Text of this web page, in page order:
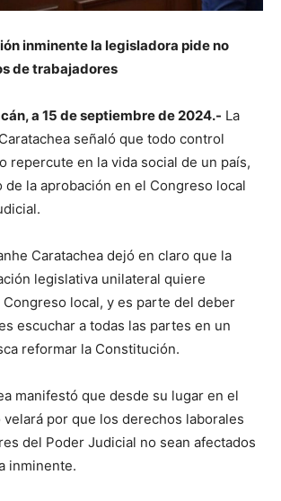
inminente la legisladora pide no
de trabajadores
a 15 de septiembre de 2024.- La
señaló que todo control
repercute en la vida social de un país,
de la aprobación en el Congreso local
Caratachea dejó en claro que la
legislativa unilateral quiere
local, y es parte del deber
escuchar a todas las partes en un
reformar la Constitución.
manifestó que desde su lugar en el
por que los derechos laborales
del Poder Judicial no sean afectados
inminente.